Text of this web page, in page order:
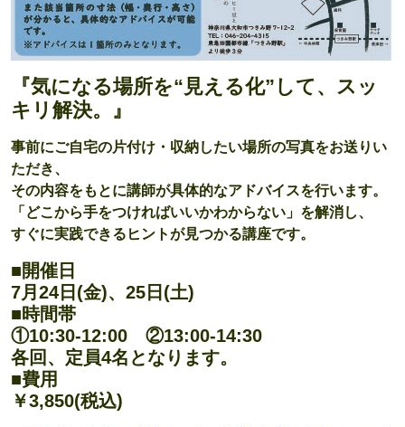
『気になる場所を“見える化”して、スッ
キリ解決。』
事前にご自宅の片付け・収納したい場所の写真をお送りい
ただき、
その内容をもとに講師が具体的なアドバイスを行います。
「どこから手をつければいいかわからない」を解消し、
すぐに実践できるヒントが見つかる講座です。
■開催日
7月24日(金)、25日(土)
■時間帯
①10:30-12:00 ②13:00-14:30
各回、定員4名となります。
■費用
￥3,850(税込)